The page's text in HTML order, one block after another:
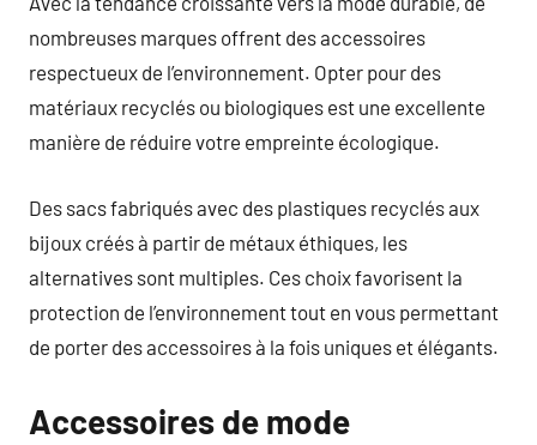
nombreuses marques offrent des accessoires
respectueux de l’environnement. Opter pour des
matériaux recyclés ou biologiques est une excellente
manière de réduire votre empreinte écologique.
Des sacs fabriqués avec des plastiques recyclés aux
bijoux créés à partir de métaux éthiques, les
alternatives sont multiples. Ces choix favorisent la
protection de l’environnement tout en vous permettant
de porter des accessoires à la fois uniques et élégants.
Accessoires de mode